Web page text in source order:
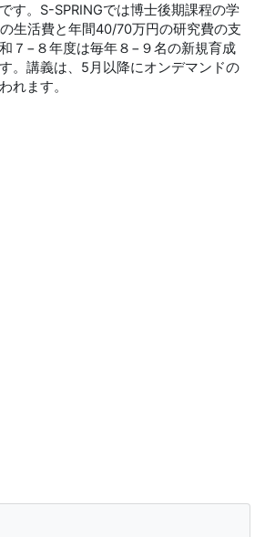
す。S-SPRINGでは博士後期課程の学
生活費と年間40/70万円の研究費の支
７−８年度は毎年８−９名の新規育成
。講義は、5月以降にオンデマンドの
れます。